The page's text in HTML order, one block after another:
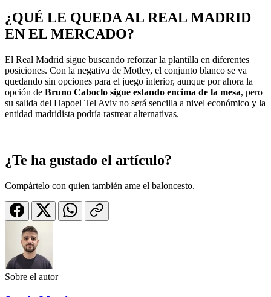
¿QUÉ LE QUEDA AL REAL MADRID
EN EL MERCADO?
El Real Madrid sigue buscando reforzar la plantilla en diferentes
posiciones. Con la negativa de Motley, el conjunto blanco se va
quedando sin opciones para el juego interior, aunque por ahora la
opción de Bruno Caboclo sigue estando encima de la mesa, pero
su salida del Hapoel Tel Aviv no será sencilla a nivel económico y la
entidad madridista podría rastrear alternativas.
¿Te ha gustado el artículo?
Compártelo con quien también ame el baloncesto.
Sobre el autor